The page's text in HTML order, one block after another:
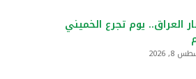
العراق.. يوم تجرع الخميني
8, 2026